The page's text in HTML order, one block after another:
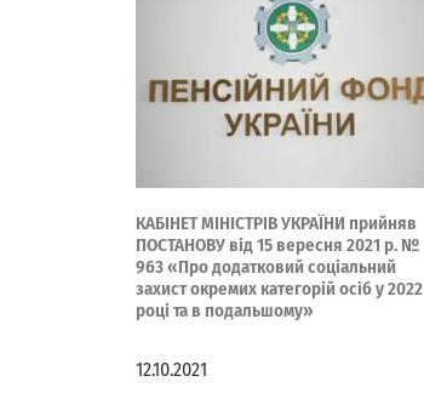
КАБІНЕТ МІНІСТРІВ УКРАЇНИ прийняв
ПОСТАНОВУ від 15 вересня 2021 р. №
963 «Про додатковий соціальний
захист окремих категорій осіб у 2022
році та в подальшому»
12.10.2021